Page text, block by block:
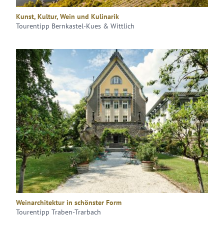
Kunst, Kultur, Wein und Kulinarik
Tourentipp Bernkastel-Kues & Wittlich
Weinarchitektur in schönster Form
Tourentipp Traben-Trarbach